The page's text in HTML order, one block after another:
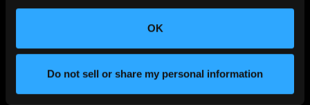
OK
Do not sell or share my personal information